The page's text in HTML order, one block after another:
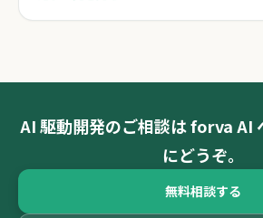
AI 駆動開発のご相談は forva AI
にどうぞ。
無料相談する